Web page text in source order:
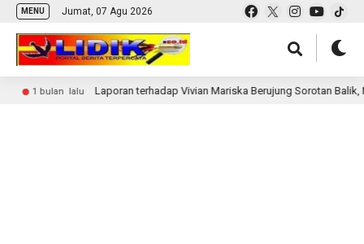
MENU Jumat, 07 Agu 2026
1 bulan lalu Laporan terhadap Vivian Mariska Berujung Sorotan Balik,